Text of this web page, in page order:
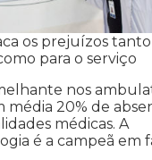
os prejuízos
para o serviço
nos
média 20% de
médicas. A
é a campeã em